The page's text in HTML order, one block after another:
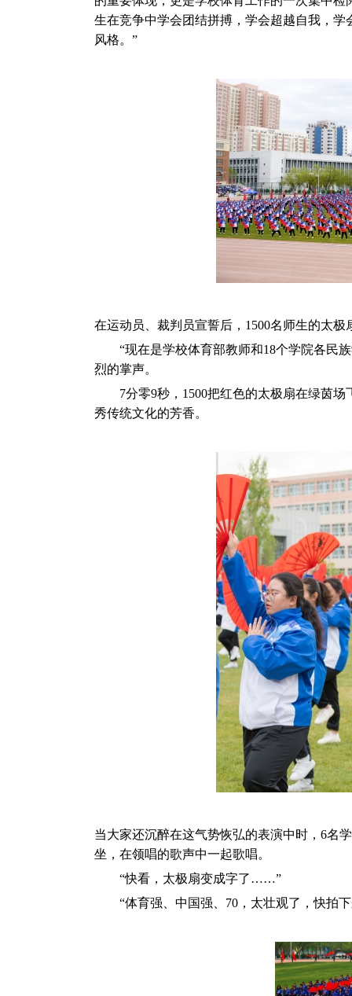
生在竞争中学会团结拼搏，学会超越自我，
风格。”
在运动员、裁判员宣誓后，1500名师生的太
“现在是学校体育部教师和18个学院各民族
烈的掌声。
7分零9秒，1500把红色的太极扇在绿茵场
秀传统文化的芳香。
当大家还沉醉在这气势恢弘的表演中时，6名
坐，在领唱的歌声中一起歌唱。
“快看，太极扇变成字了……”
“体育强、中国强、70，太壮观了，快拍